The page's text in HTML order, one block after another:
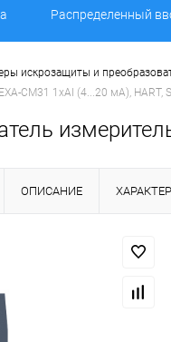
Распределенный
искрозащиты и
CM31 1хAI (4...20 мА), HART,
ОПИСАНИЕ